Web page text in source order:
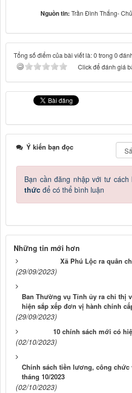
Nguồn tin: Trần Đình Thắng-
Tổng số điểm của bài viết là: 0 trong 0
Click để đánh giá
Ý kiến bạn đọc
Bạn cần đăng nhập với tư cách
thức để có thể bình luận
Những tin mới hơn
Xã Phú Lộc ra quân
(29/09/2023)
Ban Thường vụ Tỉnh ủy ra chỉ thị
hiện sắp xếp đơn vị hành chính
(29/09/2023)
10 chính sách mới có
(02/10/2023)
Chính sách tiền lương, công
tháng 10/2023
(02/10/2023)